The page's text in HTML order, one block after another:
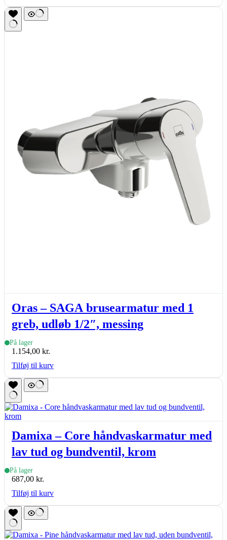
Oras – SAGA brusearmatur med 1
greb, udløb 1/2″, messing
På lager
1.154,00 kr.
Tilføj til kurv
Damixa – Core håndvaskarmatur med
lav tud og bundventil, krom
På lager
687,00 kr.
Tilføj til kurv